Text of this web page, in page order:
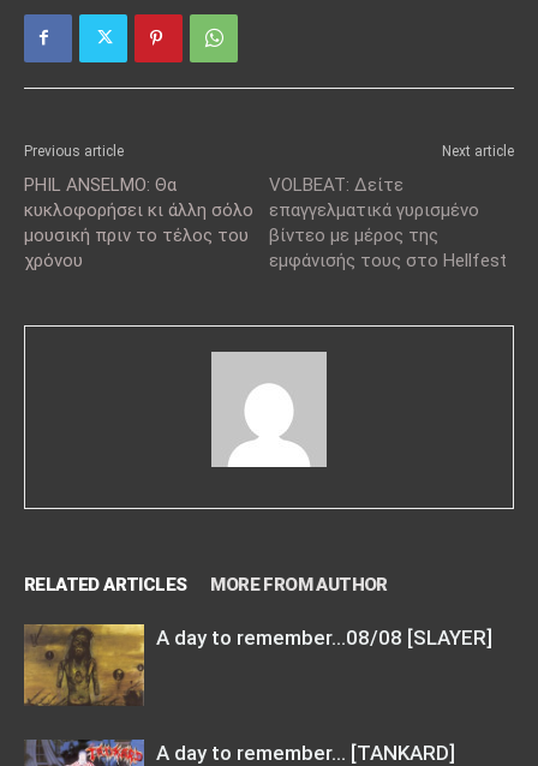
Previous article
PHIL ANSELMO: Θα
κυκλοφορήσει κι άλλη σόλο
μουσική πριν το τέλος του
χρόνου
Next article
VOLBEAT: Δείτε
επαγγελματικά γυρισμένο
βίντεο με μέρος της
εμφάνισής τους στο Hellfest
RELATED ARTICLES MORE FROM AUTHOR
A day to remember…08/08 [SLAYER]
A day to remember… [TANKARD]